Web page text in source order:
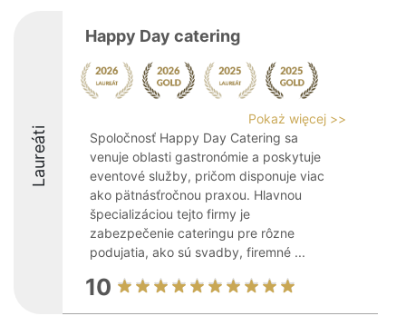
Laureáti
Happy Day catering
Pokaż więcej >>
Spoločnosť Happy Day Catering sa
venuje oblasti gastronómie a poskytuje
eventové služby, pričom disponuje viac
ako pätnásťročnou praxou. Hlavnou
špecializáciou tejto firmy je
zabezpečenie cateringu pre rôzne
podujatia, ako sú svadby, firemné ...
10